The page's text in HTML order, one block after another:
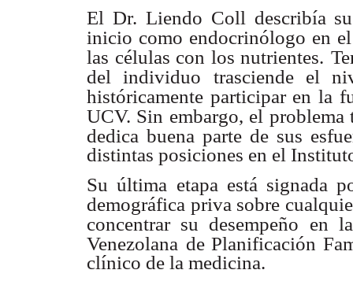
El Dr. Liendo Coll describía
inicio como endocrinólogo en
las células con los nutrientes.
del individuo
trasciende el
históricamente participar en la
UCV. Sin embargo, el problema
dedica buena parte de sus
distintas posiciones en el
Su última etapa está signada
demográfica priva sobre
concentrar su desempeño en
Venezolana de Planificación
clínico de la medicina.